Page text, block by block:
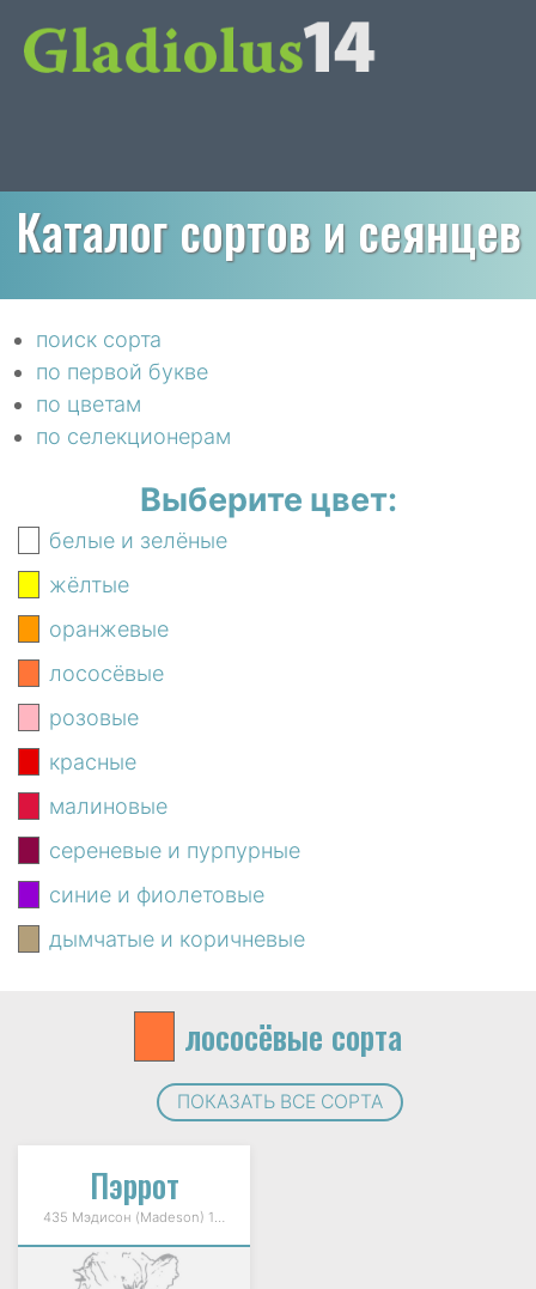
Каталог сортов и сеянцев
поиск сорта
по первой букве
по цветам
по селекционерам
Выберите цвет:
белые и зелёные
жёлтые
оранжевые
лососёвые
розовые
красные
малиновые
сереневые и пурпурные
синие и фиолетовые
дымчатые и коричневые
лососёвые сорта
ПОКАЗАТЬ ВСЕ СОРТА
Пэррот